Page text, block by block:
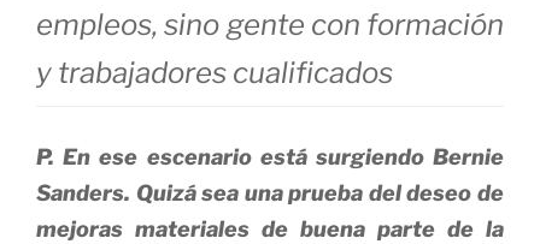
empleos, sino gente con formación
y trabajadores cualificados
P. En ese escenario está surgiendo Bernie
Sanders. Quizá sea una prueba del deseo de
mejoras materiales de buena parte de la